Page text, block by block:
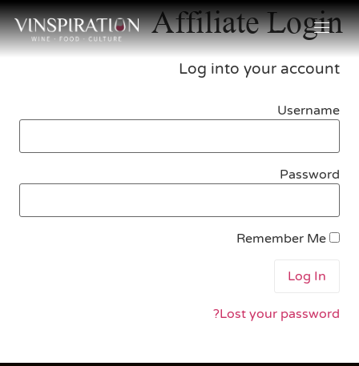
Affiliate Login
Log into your account
Username
Password
Lost your password?